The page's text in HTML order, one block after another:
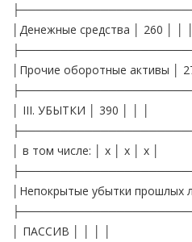
│Денежные средства │ 260 │ │ │
│Прочие оборотные активы │
│ III. УБЫТКИ │ 390 │ │ │
│ в том числе: │ х │ х │ х │
│Непокрытые убытки прошлых
│ ПАССИВ │ │ │ │